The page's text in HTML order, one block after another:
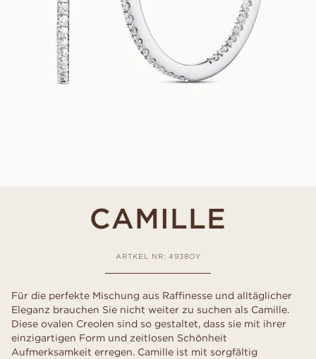
CAMILLE
ARTKEL NR: 4938OY
Für die perfekte Mischung aus Raffinesse und alltäglicher
Eleganz brauchen Sie nicht weiter zu suchen als Camille.
Diese ovalen Creolen sind so gestaltet, dass sie mit ihrer
einzigartigen Form und zeitlosen Schönheit
Aufmerksamkeit erregen. Camille ist mit sorgfältig